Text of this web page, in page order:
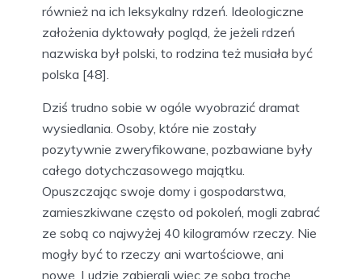
również na ich leksykalny rdzeń. Ideologiczne
założenia dyktowały pogląd, że jeżeli rdzeń
nazwiska był polski, to rodzina też musiała być
polska [48].
Dziś trudno sobie w ogóle wyobrazić dramat
wysiedlania. Osoby, które nie zostały
pozytywnie zweryfikowane, pozbawiane były
całego dotychczasowego majątku.
Opuszczając swoje domy i gospodarstwa,
zamieszkiwane często od pokoleń, mogli zabrać
ze sobą co najwyżej 40 kilogramów rzeczy. Nie
mogły być to rzeczy ani wartościowe, ani
nowe. Ludzie zabierali więc ze sobą trochę